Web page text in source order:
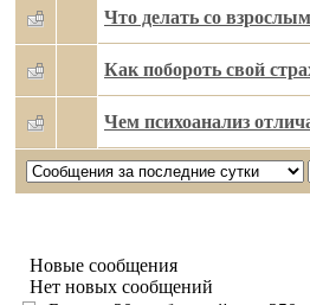
Что делать со
Как побороть свой
Чем психоанализ
Новые сообщения
Нет новых сообщений